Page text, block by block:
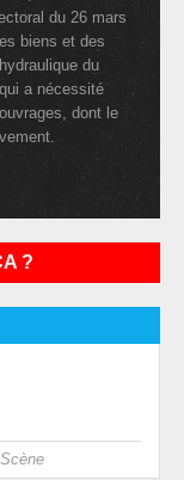
du 26 mars
biens et des
du
a nécessité
dont le
?